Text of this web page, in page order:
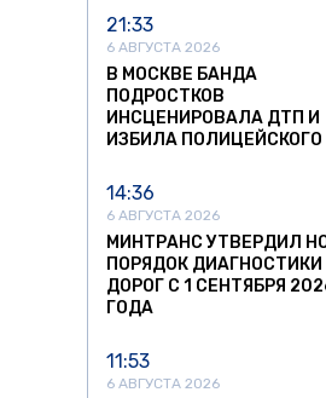
21:33
6 АВГУСТА 2026
В МОСКВЕ БАНДА
ПОДРОСТКОВ
ИНСЦЕНИРОВАЛА ДТП И
ИЗБИЛА ПОЛИЦЕЙСКОГО
14:36
6 АВГУСТА 2026
МИНТРАНС УТВЕРДИЛ
ПОРЯДОК ДИАГНОСТИКИ
ДОРОГ С 1 СЕНТЯБРЯ
ГОДА
11:53
6 АВГУСТА 2026